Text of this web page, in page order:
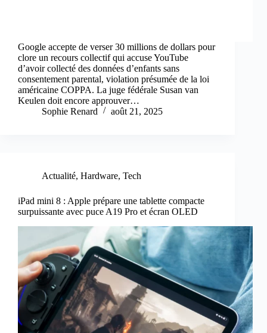
Google accepte de verser 30 millions de dollars pour
clore un recours collectif qui accuse YouTube
d’avoir collecté des données d’enfants sans
consentement parental, violation présumée de la loi
américaine COPPA. La juge fédérale Susan van
Keulen doit encore approuver…
Sophie Renard
août 21, 2025
Actualité, Hardware, Tech
iPad mini 8 : Apple prépare une tablette compacte
surpuissante avec puce A19 Pro et écran OLED